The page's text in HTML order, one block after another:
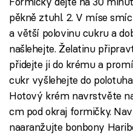
pěkně ztuhl. 2. V míse
a větší polovinu cukru a
našlehejte. Želatinu
přidejte ji do krému a
cukr vyšlehejte do
Hotový krém navrstvěte
cm pod okraj formičky.
naaranžujte bonbony